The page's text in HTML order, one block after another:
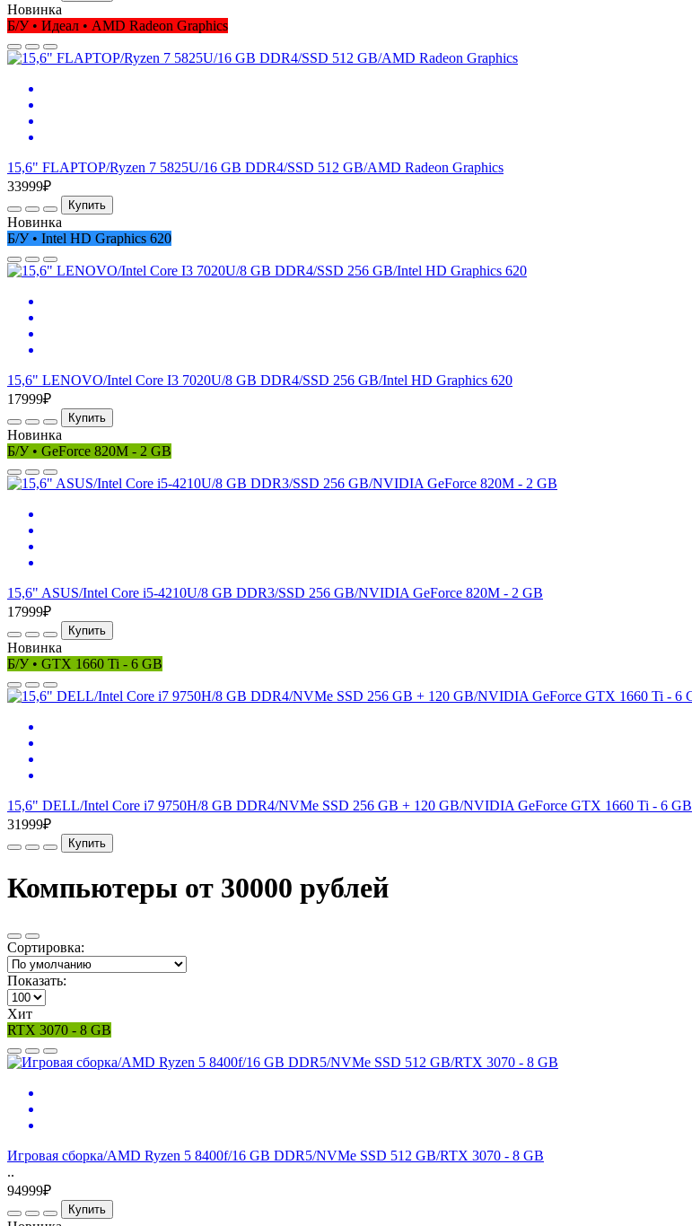
Новинка
Б/У • Идеал • AMD Radeon Graphics
15,6" FLAPTOP/Ryzen 7 5825U/16 GB DDR4/SSD 512 GB/AMD Radeon Graphics
33999₽
Купить
Новинка
Б/У • Intel HD Graphics 620
15,6" LENOVO/Intel Core I3 7020U/8 GB DDR4/SSD 256 GB/Intel HD Graphics 620
17999₽
Купить
Новинка
Б/У • GeForce 820M - 2 GB
15,6" ASUS/Intel Core i5-4210U/8 GB DDR3/SSD 256 GB/NVIDIA GeForce 820M - 2 GB
17999₽
Купить
Новинка
Б/У • GTX 1660 Ti - 6 GB
15,6" DELL/Intel Core i7 9750H/8 GB DDR4/NVMe SSD 256 GB + 120 GB/NVIDIA GeForce GTX 1660 Ti - 6 GB
31999₽
Купить
Компьютеры от 30000 рублей
Сортировка:
Показать:
Хит
RTX 3070 - 8 GB
Игровая сборка/AMD Ryzen 5 8400f/16 GB DDR5/NVMe SSD 512 GB/RTX 3070 - 8 GB
..
94999₽
Купить